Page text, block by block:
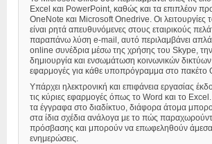
Excel και PowerPoint, καθώς και τα επιπλέον
OneNote και Microsoft Onedrive. Οι λειτουργίες
είναι ρητά απευθυνόμενες στους εταιρικούς
παραπάνω λύση e-mail, αυτό περιλαμβάνει
online συνέδρια μέσω της χρήσης του Skype,
δημιουργία και ενσωμάτωση κοινωνικών δικτύων
εφαρμογές για κάθε υποπρόγραμμα στο πακέτο
Υπάρχει ηλεκτρονική και επιφάνεια εργασίας
τις κύριες εφαρμογές όπως το Word και το
τα έγγραφα στο διαδίκτυο, διάφορα άτομα
στα ίδια σχέδια ανάλογα με το πώς
πρόσβασης και μπορούν να επωφεληθούν άμεσα
ενημερώσεις.